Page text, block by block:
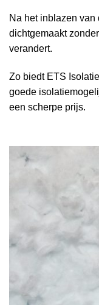
Na het inblazen
dichtgemaakt
verandert.
Zo biedt ETS
goede
een scherpe prijs.